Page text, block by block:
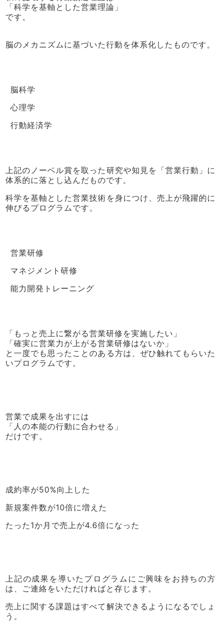
「科学を基軸とした営業理論」
です。
脳のメカニズムに基づいた行動を体系化したものです。
脳科学
心理学
行動経済学
上記のノーベル賞を取った研究や知見を「営業行動」に
体系的に落とし込んだものです。
科学を基軸とした営業技術を身につけ、売上が飛躍的に
伸びるプログラムです。
営業研修
マネジメント研修
能力開発トレーニング
「もっと売上に繋がる営業研修を実施したい」
「確実に営業力が上がる営業研修はないか」
と一度でも思ったことのある方は、ぜひ触れてもらいた
いプログラムです。
営業で成果を出すには
「人の本能の行動に合わせる」
だけです。
成約率が50%向上した
新規案件数が10倍に増えた
たった1か月で売上が4.6倍になった
上記の成果を導いたプログラムにご興味をお持ちの方
は、ご連絡をいただければと存じます。
売上に関する課題はすべて解決できるようになるでしょ
う。